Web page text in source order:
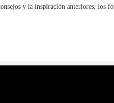
y la inspiración anteriores, los